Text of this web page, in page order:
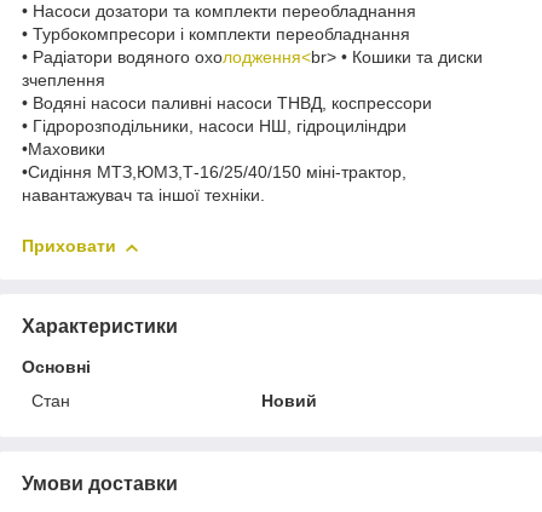
• Насоси дозатори та комплекти переобладнання
• Турбокомпресори і комплекти переобладнання
• Радіатори водяного охолодження<br> • Кошики та диски
зчеплення
• Водяні насоси паливні насоси ТНВД, коспрессори
• Гідророзподільники, насоси НШ, гідроциліндри
•Маховики
•Сидіння МТЗ,ЮМЗ,Т-16/25/40/150 міні-трактор,
навантажувач та іншої техніки.
Приховати
Характеристики
Основні
Стан
Новий
Умови доставки